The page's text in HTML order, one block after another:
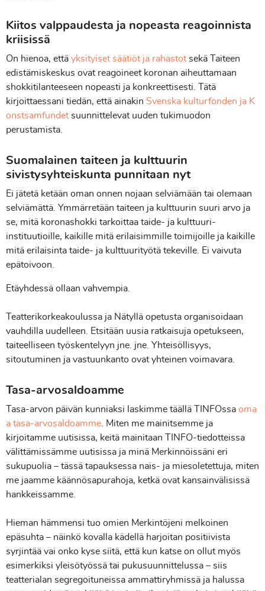
Kiitos valppaudesta ja nopeasta reagoinnista
kriisissä
On hienoa, että yksityiset säätiöt ja rahastotsekä Taiteen
edistämiskeskus ovat reagoineet koronan aiheuttamaan
shokkitilanteeseen nopeasti ja konkreettisesti. Tätä
kirjoittaessani tiedän, että ainakin Svenska kulturfonden ja K
onstsamfundetsuunnittelevat uuden tukimuodon
perustamista.
Suomalainen taiteen ja kulttuurin
sivistysyhteiskunta punnitaan nyt
Ei jätetä ketään oman onnen nojaan selviämään tai olemaan
selviämättä. Ymmärretään taiteen ja kulttuurin suuri arvo ja
se, mitä koronashokki tarkoittaa taide- ja kulttuuri-
instituutioille, kaikille mitä erilaisimmille toimijoille ja kaikille
mitä erilaisinta taide- ja kulttuurityötä tekeville. Ei vaivuta
epätoivoon.
Etäyhdessä ollaan vahvempia.
Teatterikorkeakoulussa ja Nätyllä opetusta organisoidaan
vauhdilla uudelleen. Etsitään uusia ratkaisuja opetukseen,
taiteelliseen työskentelyyn jne. jne. Yhteisöllisyys,
sitoutuminen ja vastuunkanto ovat yhteinen voimavara.
Tasa-arvosaldoamme
Tasa-arvon päivän kunniaksi laskimme täällä TINFOssa oma
a tasa-arvosaldoamme . Miten me mainitsemme ja
kirjoitamme uutisissa, keitä mainitaan TINFO-tiedotteissa
välittämissämme uutisissa ja minä Merkinnöissäni eri
sukupuolia – tässä tapauksessa nais- ja miesoletettuja, miten
me jaamme käännösapurahoja, ketkä ovat kansainvälisissä
hankkeissamme.
Hieman hämmensi tuo omien Merkintöjeni melkoinen
epäsuhta – näinkö kovalla kädellä harjoitan positiivista
syrjintää vai onko kyse siitä, että kun katse on ollut myös
esimerkiksi yleisötyössä tai pukusuunnittelussa – siis
teatterialan segregoituneissa ammattiryhmissä ja halussa